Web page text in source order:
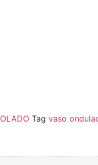
Tag vaso